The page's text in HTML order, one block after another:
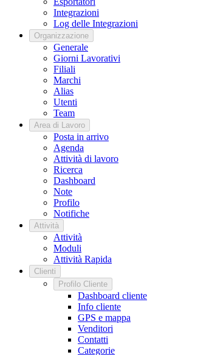
Integrazioni
Log delle Integrazioni
Organizzazione
Generale
Giorni Lavorativi
Filiali
Marchi
Alias
Utenti
Team
Area di Lavoro
Posta in arrivo
Agenda
Attività di lavoro
Ricerca
Dashboard
Note
Profilo
Notifiche
Attività
Attività
Moduli
Attività Rapida
Clienti
Profilo Cliente
Dashboard cliente
Info cliente
GPS e mappa
Venditori
Contatti
Categorie